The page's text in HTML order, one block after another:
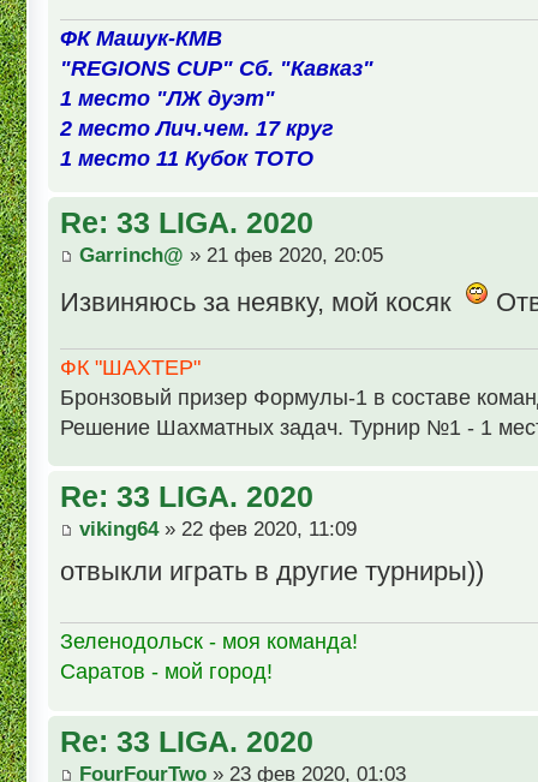
ФК Машук-КМВ
"REGIONS CUP" Сб. "Кавказ"
1 место "ЛЖ дуэт"
2 место Лич.чем. 17 круг
1 место 11 Кубок ТОТО
Re: 33 LIGA. 2020
Garrinch@ » 21 фев 2020, 20:05
Извиняюсь за неявку, мой косяк
ФК "ШАХТЕР"
Бронзовый призер Формулы-1 в составе
Решение Шахматных задач. Турнир №1 - 1
Re: 33 LIGA. 2020
viking64» 22 фев 2020, 11:09
отвыкли играть в другие турниры))
Зеленодольск - моя команда!
Саратов - мой город!
Re: 33 LIGA. 2020
FourFourTwo » 23 фев 2020, 01:03